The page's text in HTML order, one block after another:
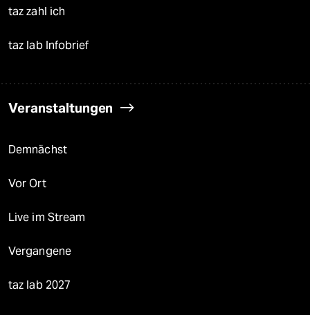
taz zahl ich
taz lab Infobrief
Veranstaltungen
Demnächst
Vor Ort
Live im Stream
Vergangene
taz lab 2027